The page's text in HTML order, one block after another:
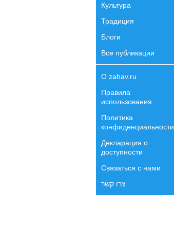
Культура
Традиция
Блоги
Все публикации
О zahav.ru
Правила
использования
Политика
конфиденциальности
Декларация о
доступности
Связаться с нами
צרו קשר